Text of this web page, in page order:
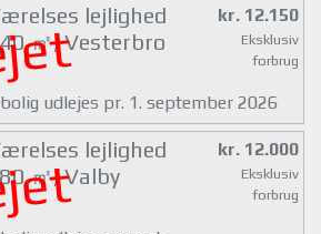
lejlighed
㎡, Vesterbro
kr. 12.150
Eksklusiv
forbrug
udlejes pr. 1. september 2026
lejlighed
㎡, Valby
kr. 12.000
Eksklusiv
forbrug